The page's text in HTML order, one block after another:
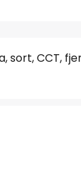
sort, CCT,